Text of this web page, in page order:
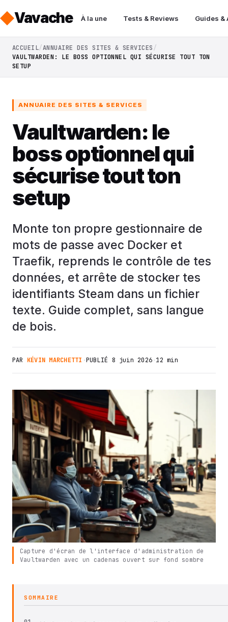
Vavache À la une Tests & Reviews Guides &
ACCUEIL ANNUAIRE DES SITES & SERVICES
VAULTWARDEN: LE BOSS OPTIONNEL QUI SÉCURISE TOUT TON
SETUP
ANNUAIRE DES SITES & SERVICES
Vaultwarden: le
boss optionnel qui
sécurise tout ton
setup
Monte ton propre gestionnaire de
mots de passe avec Docker et
Traefik, reprends le contrôle de tes
données, et arrête de stocker tes
identifiants Steam dans un fichier
texte. Guide complet, sans langue
de bois.
PAR KÉVIN MARCHETTI ·PUBLIÉ 8 juin 2026·12 min
Capture d'écran de l'interface d'administration de
Vaultwarden avec un cadenas ouvert sur fond sombre
SOMMAIRE